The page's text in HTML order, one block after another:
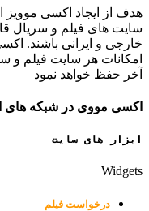
هدف از ایجاد اکسی
سایت های فیلم و سریال
خارجی و ایرانی باشند.
امکانات هر سایت فیلم و
آخر حفظ خواهد نمود
اکسی مووی در شبکه های
ابزار های سایت
Widgets
درخواست فیلم